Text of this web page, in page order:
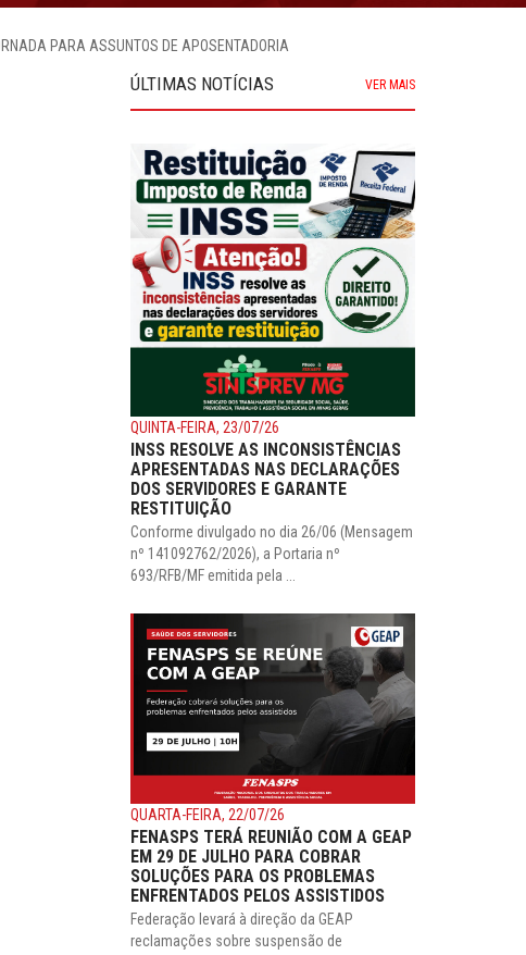
PARA ASSUNTOS DE APOSENTADORIA
ÚLTIMAS NOTÍCIAS VER MAIS
QUINTA-FEIRA, 23/07/26
INSS RESOLVE AS INCONSISTÊNCIAS
APRESENTADAS NAS DECLARAÇÕES
DOS SERVIDORES E GARANTE
RESTITUIÇÃO
Conforme divulgado no dia 26/06 (Mensagem
nº 141092762/2026), a Portaria nº
693/RFB/MF emitida pela ...
QUARTA-FEIRA, 22/07/26
FENASPS TERÁ REUNIÃO COM A GEAP
EM 29 DE JULHO PARA COBRAR
SOLUÇÕES PARA OS PROBLEMAS
ENFRENTADOS PELOS ASSISTIDOS
Federação levará à direção da GEAP
reclamações sobre suspensão de